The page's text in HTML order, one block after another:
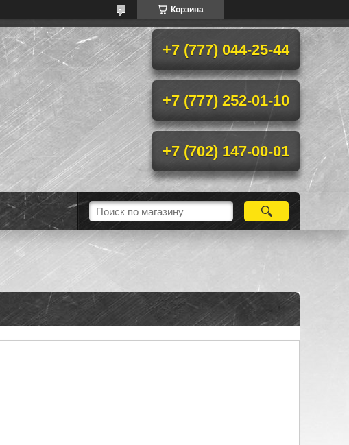
Корзина
+7 (777) 044-25-44
+7 (777) 252-01-10
+7 (702) 147-00-01